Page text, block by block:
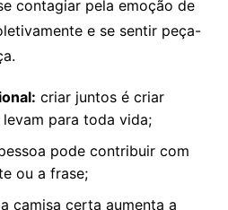
contagiar pela emoção de
e se sentir peça-
criar juntos é criar
para toda vida;
pode contribuir com
ou a frase;
camisa certa aumenta a